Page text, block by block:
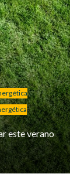
este verano